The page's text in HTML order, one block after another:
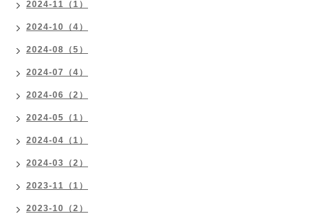
2024-11（1）
2024-10（4）
2024-08（5）
2024-07（4）
2024-06（2）
2024-05（1）
2024-04（1）
2024-03（2）
2023-11（1）
2023-10（2）